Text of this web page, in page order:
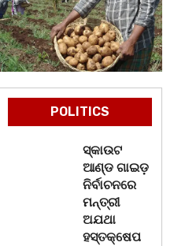
POLITICS
ସ୍କାଉଟ
ଆଣ୍ଡ ଗାଇଡ଼
ନିର୍ବାଚନରେ
ମନ୍ତ୍ରୀ
ଅଯଥା
ହସ୍ତକ୍ଷେପ